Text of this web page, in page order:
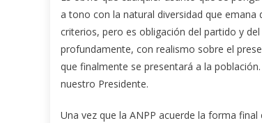
a tono con la natural diversidad que
criterios, pero es obligación del partido y
profundamente, con realismo sobre el
que finalmente se presentará a la
nuestro Presidente.
Una vez que la ANPP acuerde la forma